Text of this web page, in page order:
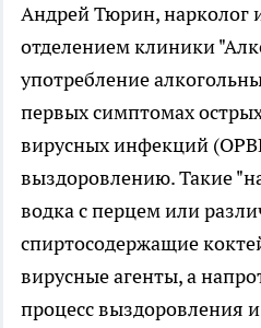
Андрей Тюрин, нарколог
отделением клиники
употребление
первых симптомах
вирусных инфекций
выздоровлению. Такие
водка с перцем или
спиртосодержащие
вирусные агенты, а
процесс выздоровления